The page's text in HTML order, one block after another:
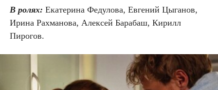
В ролях: Екатерина Федулова, Евгений Цыганов,
Ирина Рахманова, Алексей Барабаш, Кирилл
Пирогов.